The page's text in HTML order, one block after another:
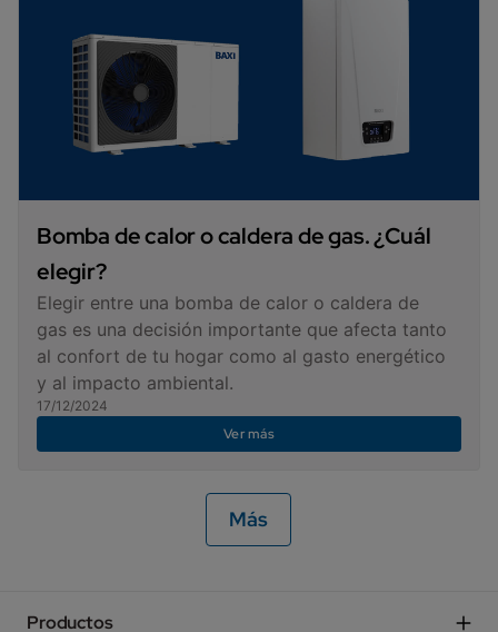
Bomba de calor o caldera de gas. ¿Cuál
elegir?
Elegir entre una bomba de calor o caldera de
gas es una decisión importante que afecta tanto
al confort de tu hogar como al gasto energético
y al impacto ambiental.
17/12/2024
Ver más
Más
Productos